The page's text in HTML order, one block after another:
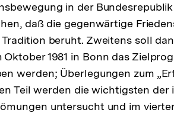
in der
daß die gegenwärtige
beruht. Zweitens soll
1981 in Bonn das
werden; Überlegungen zum
Teil werden die wichtigsten der
untersucht und im